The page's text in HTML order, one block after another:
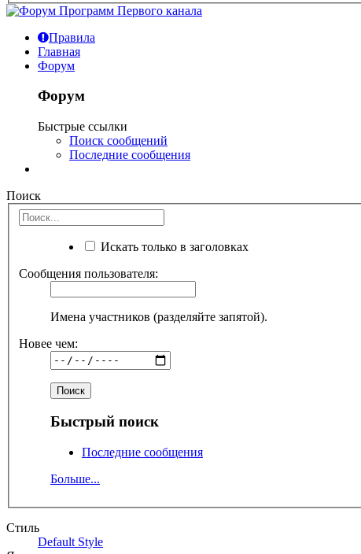
Правила
Главная
Форум
Форум
Быстрые ссылки
Поиск сообщений
Последние сообщения
Поиск
Искать только в заголовках
Сообщения пользователя:
Имена участников (разделяйте запятой).
Новее чем:
Быстрый поиск
Последние сообщения
Больше...
Стиль
Default Style